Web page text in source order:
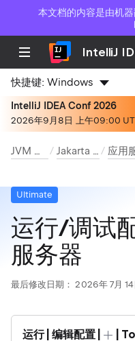
本文档的内容是由机
IntelliJ
快捷键:Windows
IntelliJ IDEA Conf 2026
2026年9月8日 上午09:00
JVM 框架 Jakarta EE
Ultimate
运行/调试
服务器
最后修改日期： 2026年 7月 14
运行 | 编辑配置 | |